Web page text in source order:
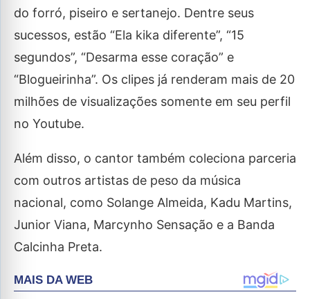
do forró, piseiro e sertanejo. Dentre seus
sucessos, estão “Ela kika diferente”, “15
segundos”, “Desarma esse coração” e
“Blogueirinha”. Os clipes já renderam mais de 20
milhões de visualizações somente em seu perfil
no Youtube.
Além disso, o cantor também coleciona parceria
com outros artistas de peso da música
nacional, como Solange Almeida, Kadu Martins,
Junior Viana, Marcynho Sensação e a Banda
Calcinha Preta.